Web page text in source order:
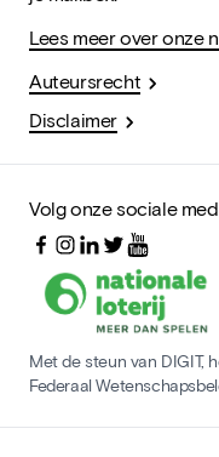
Lees meer over onze
Auteursrecht
Disclaimer
Volg onze sociale
Met de steun van DIGIT,
Federaal